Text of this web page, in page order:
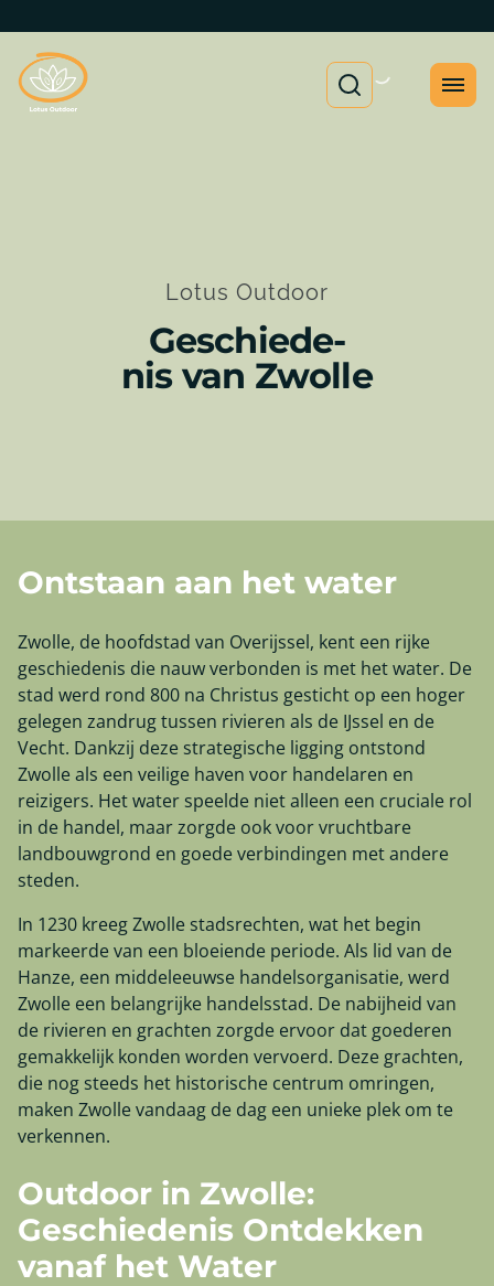
Lotus Outdoor
Geschiede-
nis van Zwolle
Ontstaan aan het water
Zwolle, de hoofdstad van Overijssel, kent een rijke
geschiedenis die nauw verbonden is met het water. De
stad werd rond 800 na Christus gesticht op een hoger
gelegen zandrug tussen rivieren als de IJssel en de
Vecht. Dankzij deze strategische ligging ontstond
Zwolle als een veilige haven voor handelaren en
reizigers. Het water speelde niet alleen een cruciale rol
in de handel, maar zorgde ook voor vruchtbare
landbouwgrond en goede verbindingen met andere
steden.
In 1230 kreeg Zwolle stadsrechten, wat het begin
markeerde van een bloeiende periode. Als lid van de
Hanze, een middeleeuwse handelsorganisatie, werd
Zwolle een belangrijke handelsstad. De nabijheid van
de rivieren en grachten zorgde ervoor dat goederen
gemakkelijk konden worden vervoerd. Deze grachten,
die nog steeds het historische centrum omringen,
maken Zwolle vandaag de dag een unieke plek om te
verkennen.
Outdoor in Zwolle:
Geschiedenis Ontdekken
vanaf het Water